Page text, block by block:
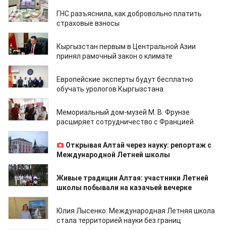
10.07.2026
ГНС разъяснила, как добровольно платить
страховые взносы
10.07.2026
Кыргызстан первым в Центральной Азии
принял рамочный закон о климате
09.07.2026
Европейские эксперты будут бесплатно
обучать урологов Кыргызстана
09.07.2026
Мемориальный дом-музей М. В. Фрунзе
расширяет сотрудничество с Францией
09.07.2026
Открывая Алтай через науку: репортаж с
Международной Летней школы
09.07.2026
Живые традиции Алтая: участники Летней
школы побывали на казачьей вечерке
08.07.2026
Юлия Лысенко: Международная Летняя школа
стала территорией науки без границ